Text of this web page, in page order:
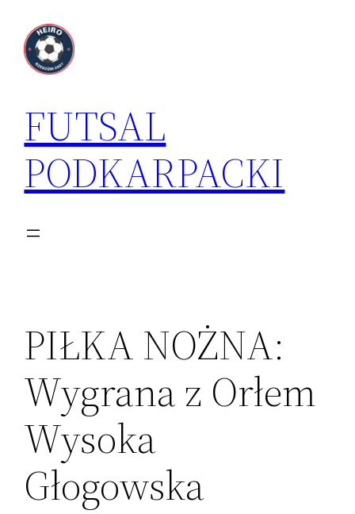
treści
FUTSAL
PODKARPACKI
PIŁKA NOŻNA:
Wygrana z Orłem
Wysoka
Głogowska